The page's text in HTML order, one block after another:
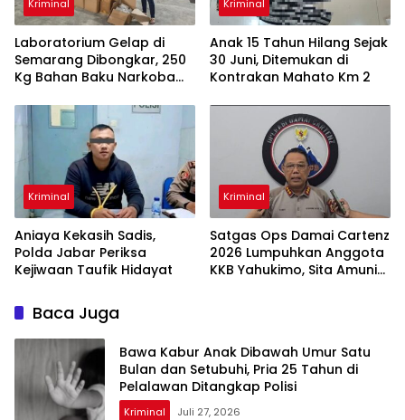
Kriminal
Laboratorium Gelap di
Semarang Dibongkar, 250
Kg Bahan Baku Narkoba
Kriminal
Anak 15 Tahun Hilang Sejak
30 Juni, Ditemukan di
Kontrakan Mahato Km 2
Kriminal
Aniaya Kekasih Sadis,
Polda Jabar Periksa
Kejiwaan Taufik Hidayat
Kriminal
Satgas Ops Damai Cartenz
2026 Lumpuhkan Anggota
KKB Yahukimo, Sita Amunisi
Baca Juga
Bawa Kabur Anak Dibawah Umur Satu
Bulan dan Setubuhi, Pria 25 Tahun di
Pelalawan Ditangkap Polisi
Kriminal Juli 27, 2026